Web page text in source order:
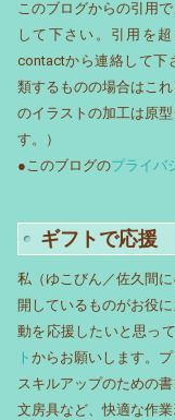
このブログからの引用
して下さい。引用を
contactから連絡して下
類するものの場合はこ
のイラストの加工は原
す。）
●このブログのプライバ
ギフトで応援
私（ゆこびん／佐久間
開しているものがお役
動を応援したいと思っ
トからお願いします。
スキルアップのための
文房具など、快適な作